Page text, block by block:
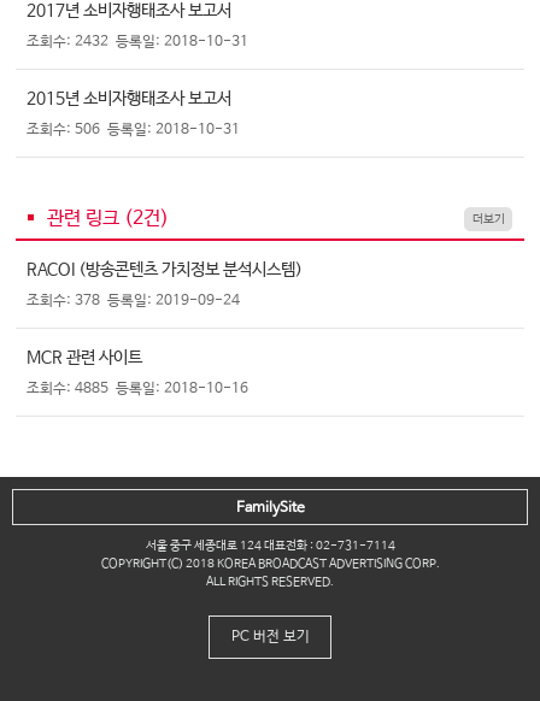
2017년 소비자행태조사 보고서
조회수: 2432 등록일: 2018-10-31
2015년 소비자행태조사 보고서
조회수: 506 등록일: 2018-10-31
관련 링크 (2건) 더보기
RACOI (방송콘텐츠 가치정보 분석시스템)
조회수: 378 등록일: 2019-09-24
MCR 관련 사이트
조회수: 4885 등록일: 2018-10-16
서울 중구 세종대로 124 대표전화 : 02-731-7114
COPYRIGHT(C) 2018 KOREA BROADCAST ADVERTISING CORP.
ALL RIGHTS RESERVED.
FamilySite
PC 버전 보기